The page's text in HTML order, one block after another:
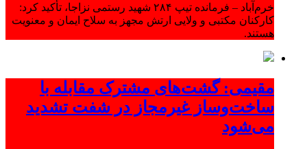
خرم‌آباد – فرمانده تیپ ۲۸۴ شهید رستمی نزاجا، تأکید کرد:
کارکنان مکتبی و ولایی ارتش مجهز به سلاح ایمان و معنویت
هستند.
مقیمی: گشت‌های مشترک مقابله با
ساخت‌وساز غیرمجاز در شفت تشدید
می‌شود